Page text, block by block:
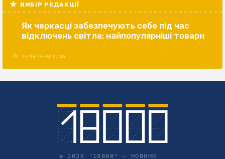
ВИБІР РЕДАКЦІЇ
Як черкасці забезпечують себе під час
відключень світла: найпопулярніші товари
29 ЧЕРВНЯ 2026
© 2026 "18000" – НОВИНИ